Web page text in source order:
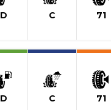
D C 71
D C 71